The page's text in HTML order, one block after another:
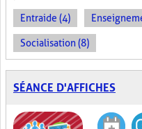
Entraide (4)
Socialisation (8)
SÉANCE D'AFFICHES